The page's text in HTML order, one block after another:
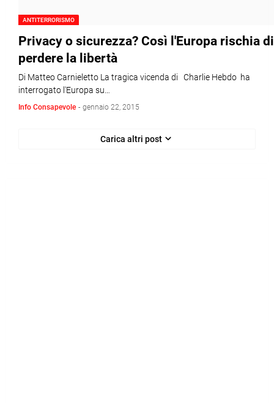
ANTITERRORISMO
Privacy o sicurezza? Così l'Europa rischia di
perdere la libertà
Di Matteo Carnieletto La tragica vicenda di Charlie Hebdo ha
interrogato l'Europa su…
Info Consapevole - gennaio 22, 2015
Carica altri post